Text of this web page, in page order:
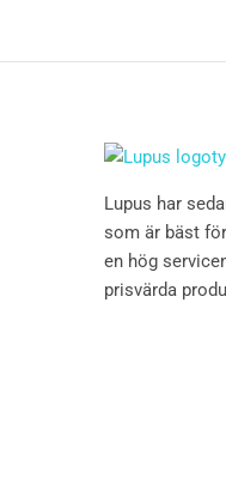
Lupus har
som är bäst
en hög
prisvärda